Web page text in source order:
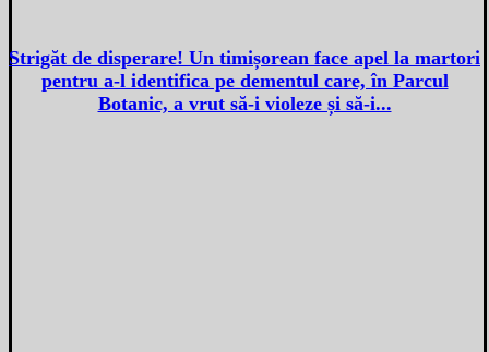
Strigăt de disperare! Un timișorean face apel la martori
pentru a-l identifica pe dementul care, în Parcul
Botanic, a vrut să-i violeze și să-i...